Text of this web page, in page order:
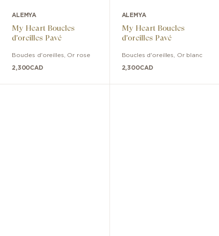
ALEMYA
My Heart Boucles
d'oreilles Pavé
Boucles d'oreilles Or rose
2,300CAD
ALEMYA
My Heart Boucles
d'oreilles Pavé
Boucles d'oreilles Or blanc
2,300CAD